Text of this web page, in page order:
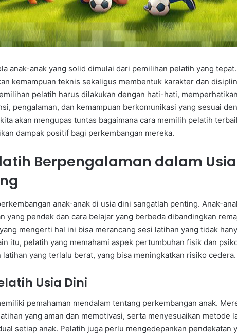
anak-anak yang solid dimulai dari pemilihan pelatih yang
kemampuan teknis sekaligus membentuk karakter dan
pelatih harus dilakukan dengan hati-hati,
pengalaman, dan kemampuan berkomunikasi yang sesuai
akan mengupas tuntas bagaimana cara memilih pelatih
dampak positif bagi perkembangan mereka.
Berpengalaman dalam
anak-anak di usia dini sangatlah penting. Anak-
yang pendek dan cara belajar yang berbeda dibandingkan
mengerti hal ini bisa merancang sesi latihan yang tidak
itu, pelatih yang memahami aspek pertumbuhan fisik dan
yang terlalu berat, yang bisa meningkatkan risiko cedera.
Usia Dini
pemahaman mendalam tentang perkembangan anak.
yang aman dan memotivasi, serta menyesuaikan metode
setiap anak. Pelatih juga perlu mengedepankan pendekatan